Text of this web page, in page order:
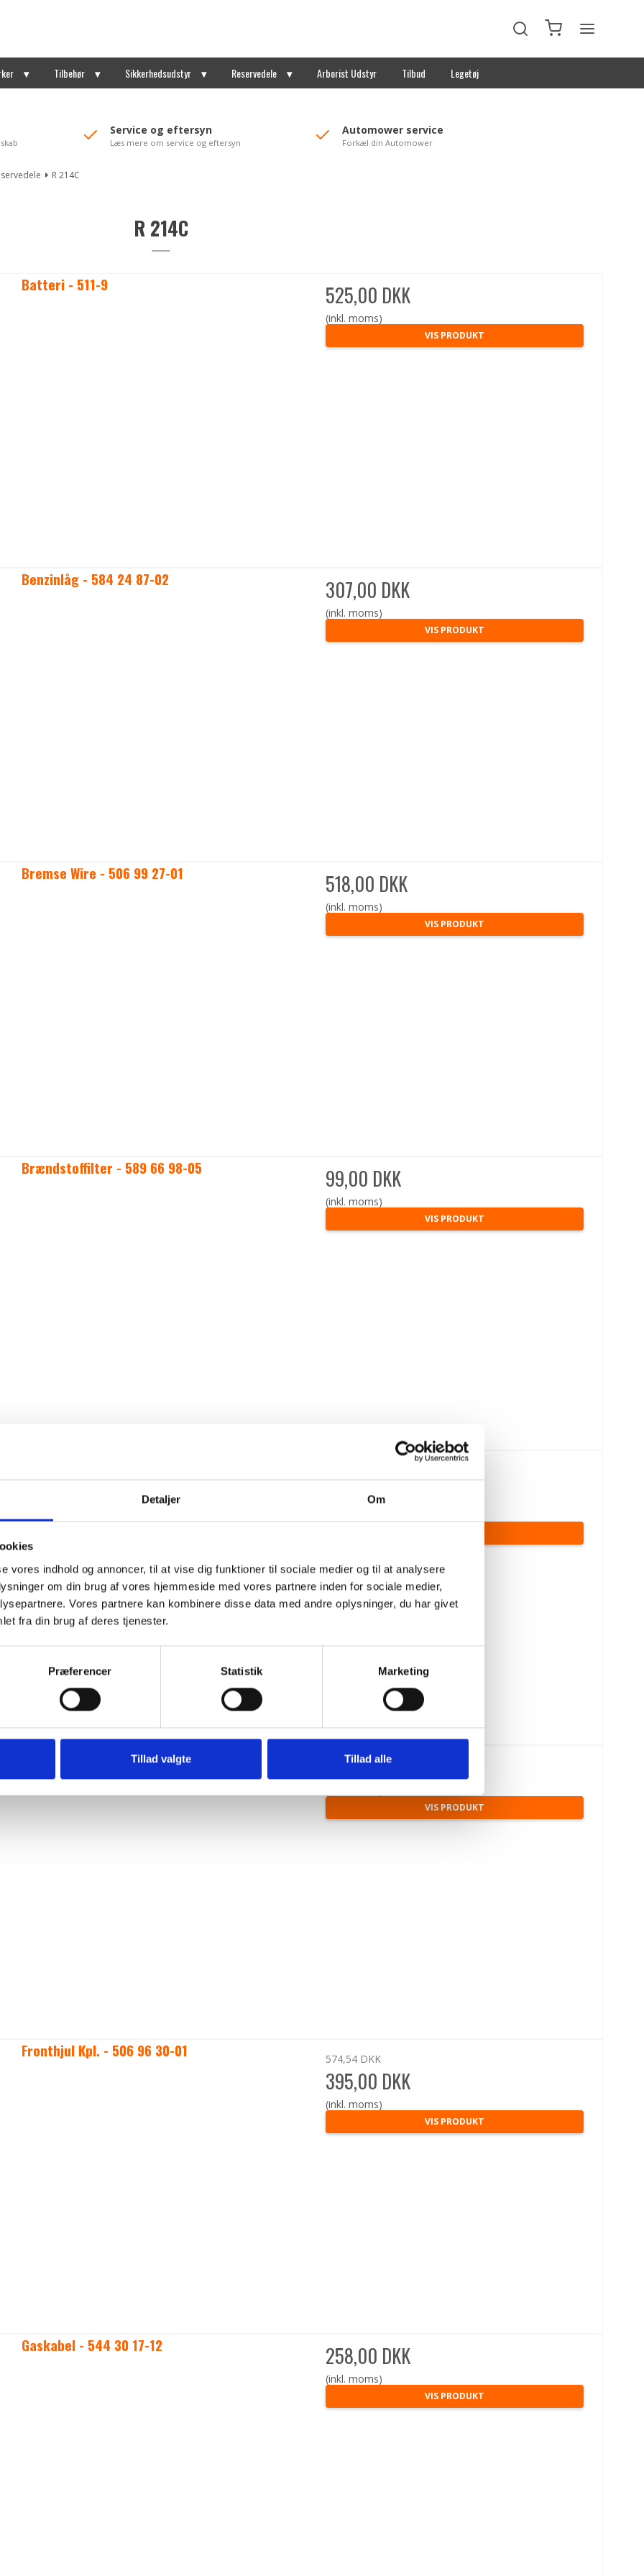
Detaljer Om
vores indhold og annoncer, til at vise dig funktioner til sociale medier og til at analysere
om din brug af vores hjemmeside med vores partnere inden for sociale medier,
Vores partnere kan kombinere disse data med andre oplysninger, du har givet
fra din brug af deres tjenester.
Præferencer Statistik Marketing
Tillad valgte Tillad alle
Tilbehør Sikkerhedsudstyr Reservedele Arborist Udstyr Tilbud Legetøj
Service og eftersyn
Læs mere om service og eftersyn
Automower service
Forkæl din Automower
R 214C
R 214C
Batteri - 511-9 525,00 DKK
(inkl. moms)
VIS PRODUKT
Benzinlåg - 584 24 87-02 307,00 DKK
(inkl. moms)
VIS PRODUKT
Bremse Wire - 506 99 27-01 518,00 DKK
(inkl. moms)
VIS PRODUKT
Brændstoffilter - 589 66 98-05 99,00 DKK
(inkl. moms)
VIS PRODUKT
183,00 DKK
Fjeder - 506 53 31-01 - Sidder nede i Combi
Klippebord
117,00 DKK
VIS PRODUKT
Fronthjul Kpl. - 506 96 30-01 574,54 DKK
395,00 DKK
(inkl. moms)
VIS PRODUKT
Gaskabel - 544 30 17-12 258,00 DKK
(inkl. moms)
VIS PRODUKT